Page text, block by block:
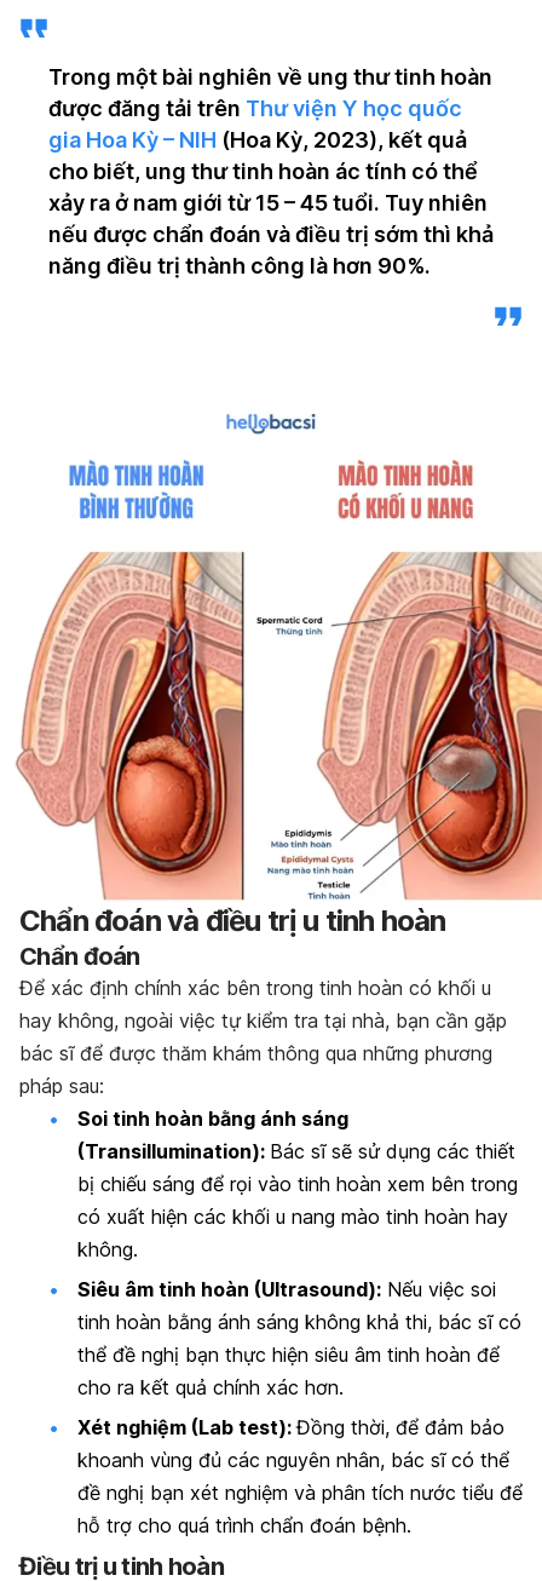
Trong một bài nghiên về ung thư tinh hoàn
được đăng tải trên Thư viện Y học quốc
gia Hoa Kỳ – NIH (Hoa Kỳ, 2023), kết quả
cho biết, ung thư tinh hoàn ác tính có thể
xảy ra ở nam giới từ 15 – 45 tuổi. Tuy nhiên
nếu được chẩn đoán và điều trị sớm thì khả
năng điều trị thành công là hơn 90%.
Chẩn đoán và điều trị u tinh hoàn
Chẩn đoán
Để xác định chính xác bên trong tinh hoàn có khối u
hay không, ngoài việc tự kiểm tra tại nhà, bạn cần gặp
bác sĩ để được thăm khám thông qua những phương
pháp sau:
Soi tinh hoàn bằng ánh sáng
(Transillumination): Bác sĩ sẽ sử dụng các thiết
bị chiếu sáng để rọi vào tinh hoàn xem bên trong
có xuất hiện các khối u nang mào tinh hoàn hay
không.
Siêu âm tinh hoàn (Ultrasound): Nếu việc soi
tinh hoàn bằng ánh sáng không khả thi, bác sĩ có
thể đề nghị bạn thực hiện siêu âm tinh hoàn để
cho ra kết quả chính xác hơn.
Xét nghiệm (Lab test):Đồng thời, để đảm bảo
khoanh vùng đủ các nguyên nhân, bác sĩ có thể
đề nghị bạn xét nghiệm và phân tích nước tiểu để
hỗ trợ cho quá trình chẩn đoán bệnh.
Điều trị u tinh hoàn